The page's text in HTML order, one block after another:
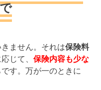
ません。それは保険料
じて、 保険内容も少な
す。万が一のときに